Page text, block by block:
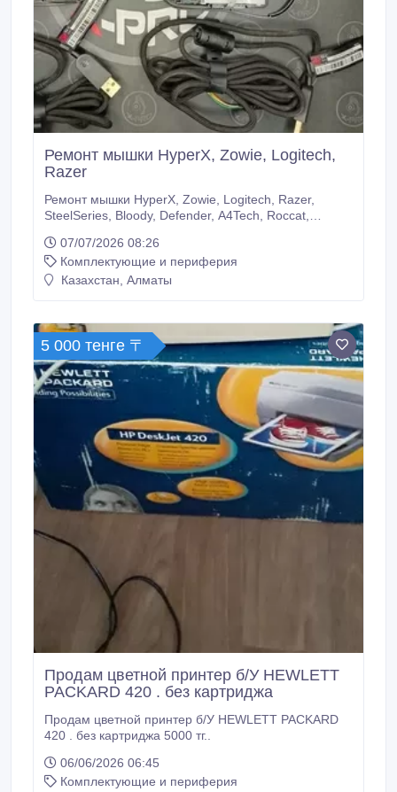
Ремонт мышки HyperX, Zowie, Logitech,
Razer
Ремонт мышки HyperX, Zowie, Logitech, Razer,
SteelSeries, Bloody, Defender, A4Tech, Roccat,
компьютерных клубов. Доставка по Казахстану 1-3
дня до двери. Самовывоз. Режим работы с 10:00 до
20:00 Пн. Вт. Ср. Чт. Пт. Сб. Вск Магазин наушников
07/07/2026 08:26
Комплектующие и периферия
Казахстан, Алматы
5 000 тенге 〒
Продам цветной принтер б/У HEWLETT
PACKARD 420 . без картриджа
Продам цветной принтер б/У HEWLETT PACKARD
420 . без картриджа 5000 тг..
06/06/2026 06:45
Комплектующие и периферия